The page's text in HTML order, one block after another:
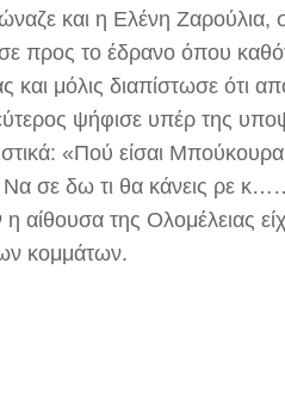
και η Ελένη Ζαρούλια,
προς το έδρανο όπου
μόλις διαπίστωσε ότι
ψήφισε υπέρ της
«Πού είσαι
Να σε δω τι θα κάνεις ρε
αίθουσα της Ολομέλειας
κομμάτων.